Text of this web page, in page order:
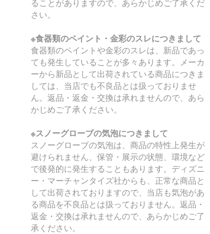
ることがありますので、あらかじめご了承くだ
さい。
※食器類のペイント・金彩のスレにつきまして
食器類のペイントや金彩のスレは、新品であっ
ても発生していることが多々あります。メーカ
ーから新品として出荷されている商品につきま
しては、当店でも不良品とは扱っておりませ
ん。返品・返金・交換は承れませんので、あら
かじめご了承ください。
※スノーグローブの気泡につきまして
スノーグローブの気泡は、商品の特性上発生が
避けられません、保管・展示の状態、環境など
で後発的に発生することもあります。ディズニ
ー・マーチャンタイズ社からも、正常な商品と
して出荷されておりますので、当店も気泡があ
る商品を不良品とは扱っておりません。返品・
返金・交換は承れませんので、あらかじめご了
承ください。